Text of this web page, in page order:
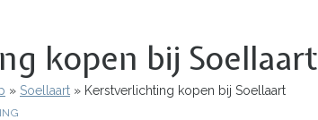
kopen bij Soellaart
Soellaart Kerstverlichting kopen bij Soellaart